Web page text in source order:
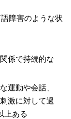
障害のような状
係で持続的な
運動や会話、
激に対して過
上ある